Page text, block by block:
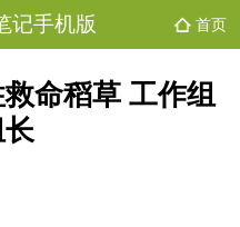
记手机版 首页
命稻草 工作组